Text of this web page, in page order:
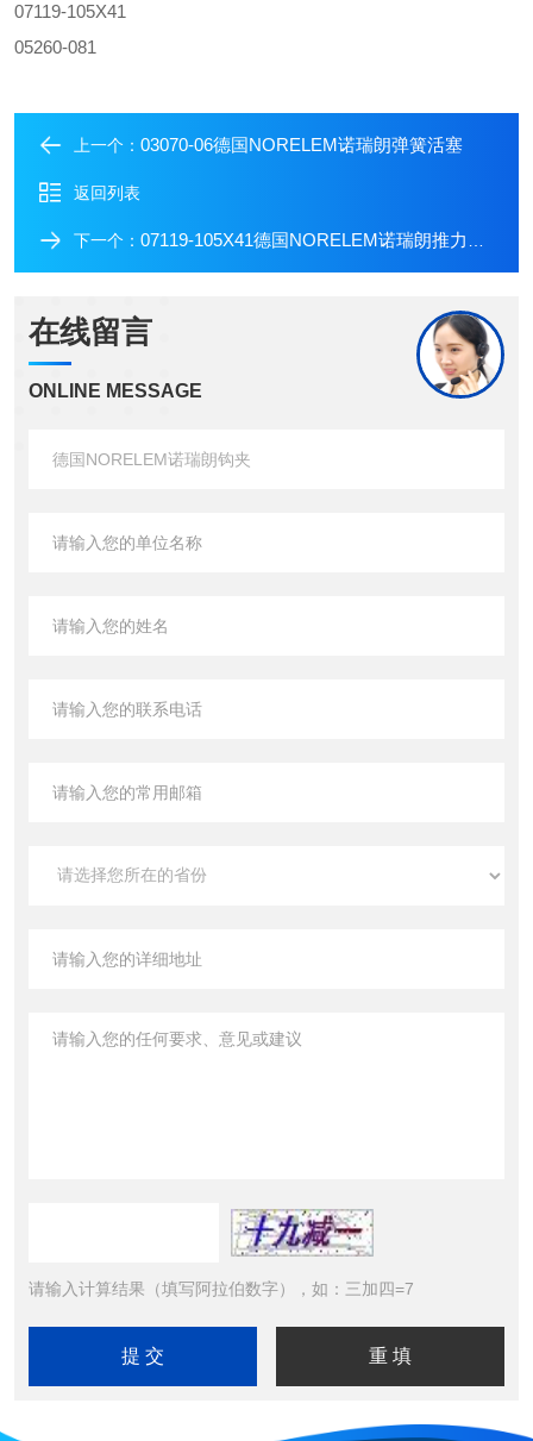
07119-105X41
05260-081
上一个： 03070-06德国NORELEM诺瑞朗弹簧活塞
返回列表
下一个： 07119-105X41德国NORELEM诺瑞朗推力螺栓
在线留言
ONLINE MESSAGE
请输入计算结果（填写阿拉伯数字），如：三加四=7